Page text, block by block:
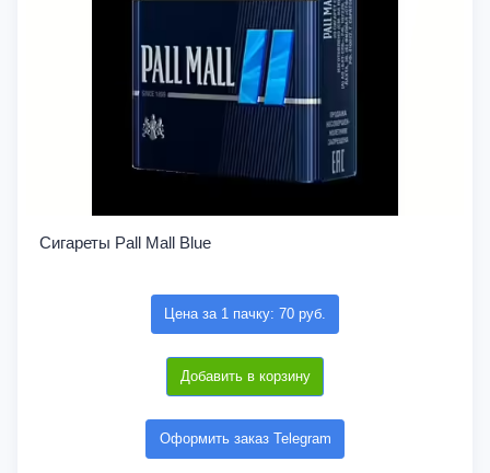
Сигареты Pall Mall Blue
Цена за 1 пачку: 70 руб.
Добавить в корзину
Оформить заказ Telegram